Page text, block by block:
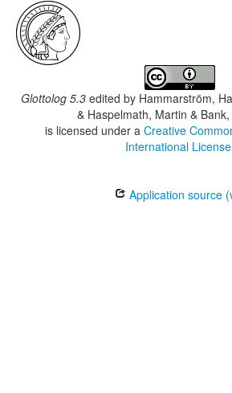
Glottolog 5.3 edited by Hammarström,
& Haspelmath, Martin &
is licensed under a Creative
International License
Application source